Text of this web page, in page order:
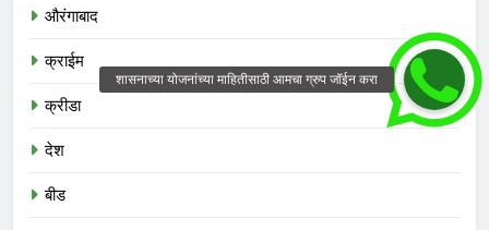
औरंगाबाद
क्राईम
क्रीडा
देश
बीड